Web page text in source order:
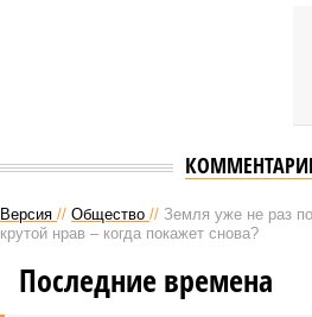
Версия // Общество // Земля уже не раз
крутой нрав – когда покажет снова?
Последние времена